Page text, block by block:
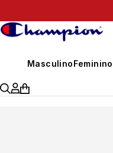
MasculinoFeminino